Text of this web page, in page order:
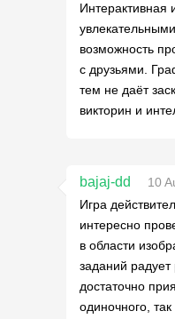
Интерактивная
возможность
с друзьями.
тем не даёт
викторин и
bajaj-dd
10
Игра
интересно
в области
заданий
достаточно
одиночного,